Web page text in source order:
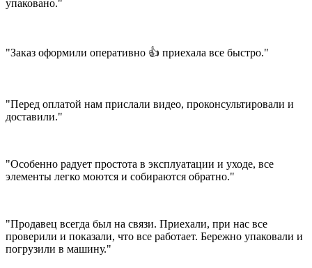
упаковано."
"Заказ оформили оперативно 👍 приехала все быстро."
"Перед оплатой нам прислали видео, проконсультировали и
доставили."
"Особенно радует простота в эксплуатации и уходе, все
элементы легко моются и собираются обратно."
"Продавец всегда был на связи. Приехали, при нас все
проверили и показали, что все работает. Бережно упаковали и
погрузили в машину."